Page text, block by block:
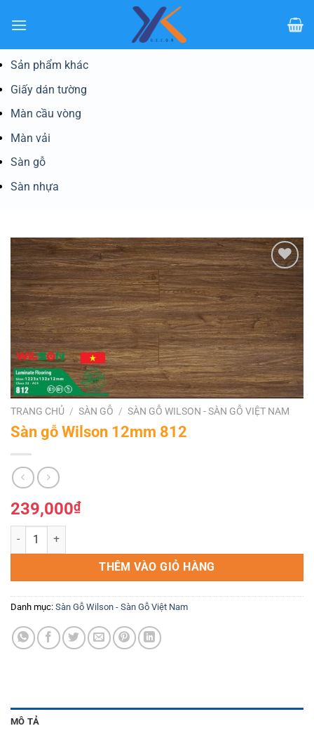
qua
dungSản phẩm khác
Giấy dán tường
Màn cầu vòng
Màn vải
Sàn gỗ
Sàn nhựa
Yêu
thích
TRANG CHỦ / SÀN GỖ / SÀN GỖ WILSON - SÀN GỖ VIỆT NAM
Sàn gỗ Wilson 12mm 812
239,000₫
Sàn gỗ Wilson 12mm 812 số lượng
THÊM VÀO GIỎ HÀNG
Danh mục: Sàn Gỗ Wilson - Sàn Gỗ Việt Nam
MÔ TẢ